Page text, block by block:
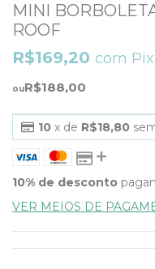
MINI
ROOF
R$188,00
R$169,20 com Pix
10 x de R$18,80
10% de desconto
VER MEIOS DE